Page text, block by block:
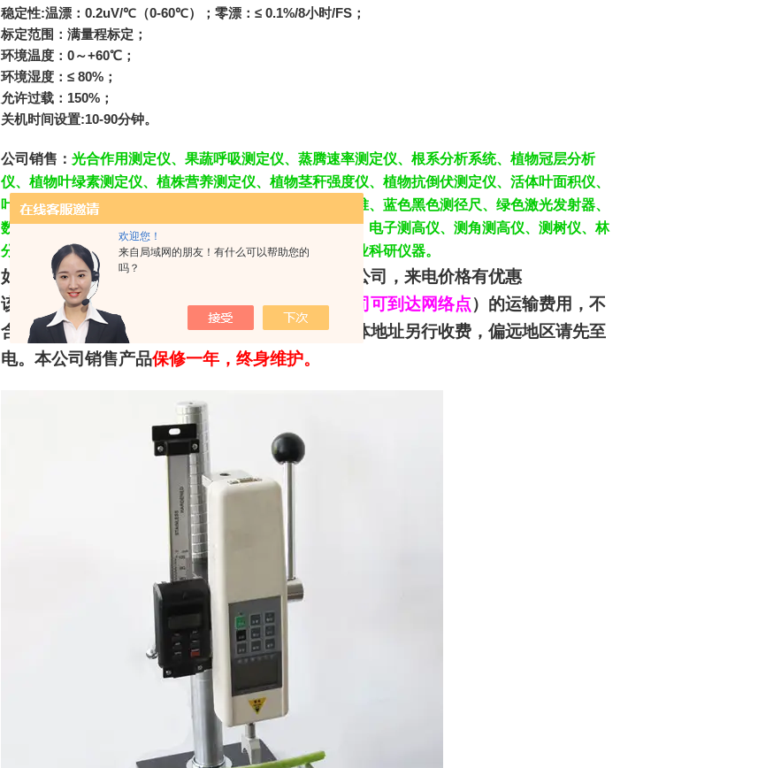
欢迎您！
来自局域网的朋友！有什么可以帮助您的
吗？
稳定性:温漂：0.2uV/℃（0-60℃）；零漂：≤ 0.1%/8小时/FS；
标定范围：满量程标定；
环境温度：0～+60℃；
环境湿度：≤ 80%；
允许过载：150%；
关机时间设置:10-90分钟。
公司销售： 光合作用测定仪、果蔬呼吸测定仪、蒸腾速率测定仪、根系分析系统、植物冠层分析
仪、植物叶绿素测定仪、植株营养测定仪、植物茎秆强度仪、植物抗倒伏测定仪、活体叶面积仪、
叶面湿度记录仪、叶温差测量仪、果实硬度计、树木生长锥、蓝色黑色测径尺、绿色激光发射器、
数显测径仪、电脑测径仪、测高测距仪、电子测高测角仪、电子测高仪、测角测高仪、测树仪、林
分速测镜、土壤剖面水分仪、光合有效辐射记录仪等等农业科研仪器。
如需了解更多详情请联系 广州航信科学仪器有限公司 ，来电价格有优惠
该产品本公司
至全国各地（仅限物流公司可到达网络点）的运输费用，不
含送货上门；如需送货上门，根据贵单位所在具体地址另行收费，偏远地区请先至
电。本公司销售产品保修一年，终身维护。